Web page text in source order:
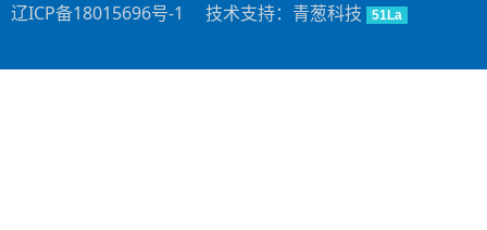
辽ICP备18015696号-1
技术支持：青葱科技 51La